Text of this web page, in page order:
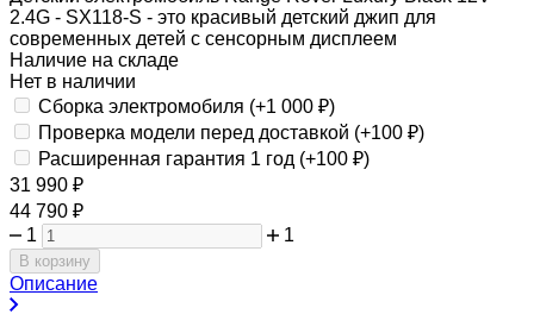
2.4G - SX118-S - это красивый детский джип для
современных детей с сенсорным дисплеем
Наличие на складе
Нет в наличии
Сборка электромобиля (+1 000 ₽)
Проверка модели перед доставкой (+100 ₽)
Расширенная гарантия 1 год (+100 ₽)
31 990 ₽
44 790 ₽
1
1
В корзину
Описание